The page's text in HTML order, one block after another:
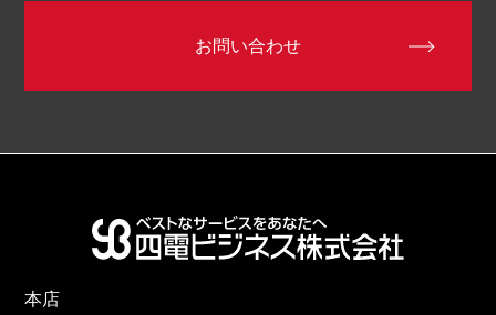
お問い合わせ
本店